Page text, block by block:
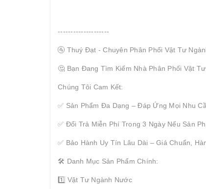
--------------------
🚰 Thuý Đạt - Chuyên Phân Phối Vật Tư
🤔 Bạn Đang Tìm Kiếm Nhà Phân Phối Vật
Chúng Tôi Cam Kết:
✅ Sản Phẩm Đa Dạng – Đáp Ứng Mọi Nhu
✅ Đổi Trả Miễn Phí Trong 3 Ngày Nếu Sản
✅ Bảo Hành Uy Tín Lâu Dài – Giá Chuẩn,
🛠 Danh Mục Sản Phẩm Chính:
1️⃣ Vật Tư Ngành Nước